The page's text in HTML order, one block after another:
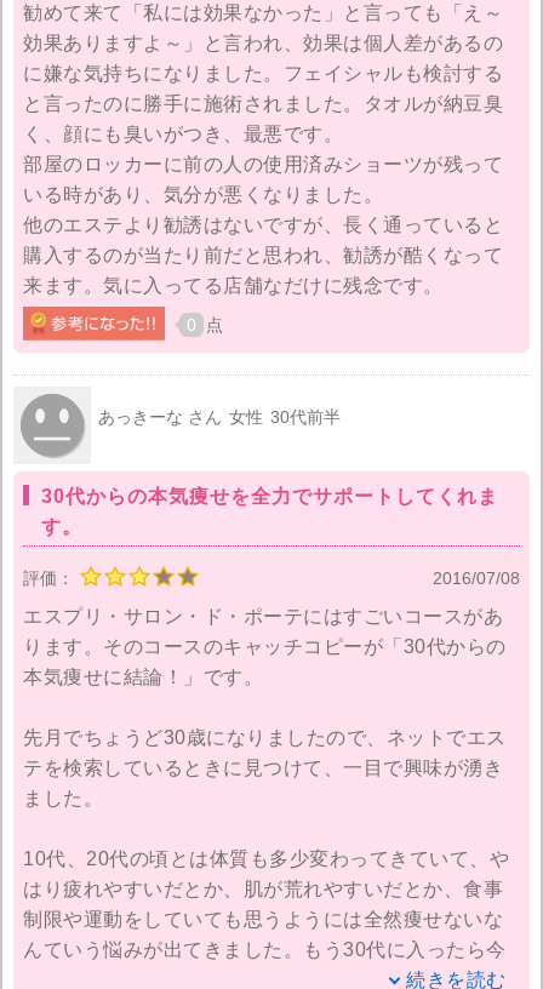
勧めて来て「私には効果なかった」と言っても「え～
効果ありますよ～」と言われ、効果は個人差があるの
に嫌な気持ちになりました。フェイシャルも検討する
と言ったのに勝手に施術されました。タオルが納豆臭
く、顔にも臭いがつき、最悪です。
部屋のロッカーに前の人の使用済みショーツが残って
いる時があり、気分が悪くなりました。
他のエステより勧誘はないですが、長く通っていると
購入するのが当たり前だと思われ、勧誘が酷くなって
来ます。気に入ってる店舗なだけに残念です。
0 点
あっきーな さん 女性 30代前半
30代からの本気痩せを全力でサポートしてくれま
す。
評価： 2016/07/08
エスプリ・サロン・ド・ポーテにはすごいコースがあ
ります。そのコースのキャッチコピーが「30代からの
本気痩せに結論！」です。
先月でちょうど30歳になりましたので、ネットでエス
テを検索しているときに見つけて、一目で興味が湧き
ました。
10代、20代の頃とは体質も多少変わってきていて、や
はり疲れやすいだとか、肌が荒れやすいだとか、食事
制限や運動をしていても思うようには全然痩せないな
んていう悩みが出てきました。もう30代に入ったら今
続きを読む